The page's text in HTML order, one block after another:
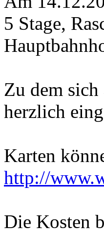
5 Stage,
Zu dem
herzlich
Karten
http://
Die Kosten